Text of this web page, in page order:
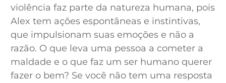
violência faz parte da natureza humana, pois
Alex tem ações espontâneas e instintivas,
que impulsionam suas emoções e não a
razão. O que leva uma pessoa a cometer a
maldade e o que faz um ser humano querer
fazer o bem? Se você não tem uma resposta